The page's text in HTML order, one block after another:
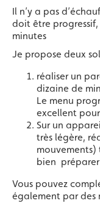
Il n’y a pas
doit être
minutes
Je propose deux
réaliser un
dizaine de
Le menu
excellent
Sur un
très légère,
bien
Vous pouvez
également par des